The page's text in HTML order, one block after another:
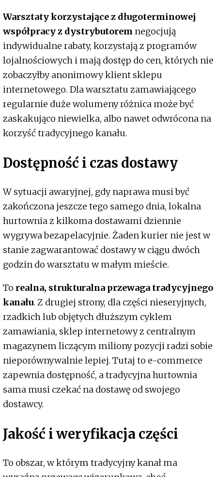
Warsztaty korzystające z długoterminowej
współpracy z dystrybutorem negocjują
indywidualne rabaty, korzystają z programów
lojalnościowych i mają dostęp do cen, których nie
zobaczyłby anonimowy klient sklepu
internetowego. Dla warsztatu zamawiającego
regularnie duże wolumeny różnica może być
zaskakująco niewielka, albo nawet odwrócona na
korzyść tradycyjnego kanału.
Dostępność i czas dostawy
W sytuacji awaryjnej, gdy naprawa musi być
zakończona jeszcze tego samego dnia, lokalna
hurtownia z kilkoma dostawami dziennie
wygrywa bezapelacyjnie. Żaden kurier nie jest w
stanie zagwarantować dostawy w ciągu dwóch
godzin do warsztatu w małym mieście.
To realna, strukturalna przewaga tradycyjnego
kanału. Z drugiej strony, dla części nieseryjnych,
rzadkich lub objętych dłuższym cyklem
zamawiania, sklep internetowy z centralnym
magazynem liczącym miliony pozycji radzi sobie
nieporównywalnie lepiej. Tutaj to e-commerce
zapewnia dostępność, a tradycyjna hurtownia
sama musi czekać na dostawę od swojego
dostawcy.
Jakość i weryfikacja części
To obszar, w którym tradycyjny kanał ma